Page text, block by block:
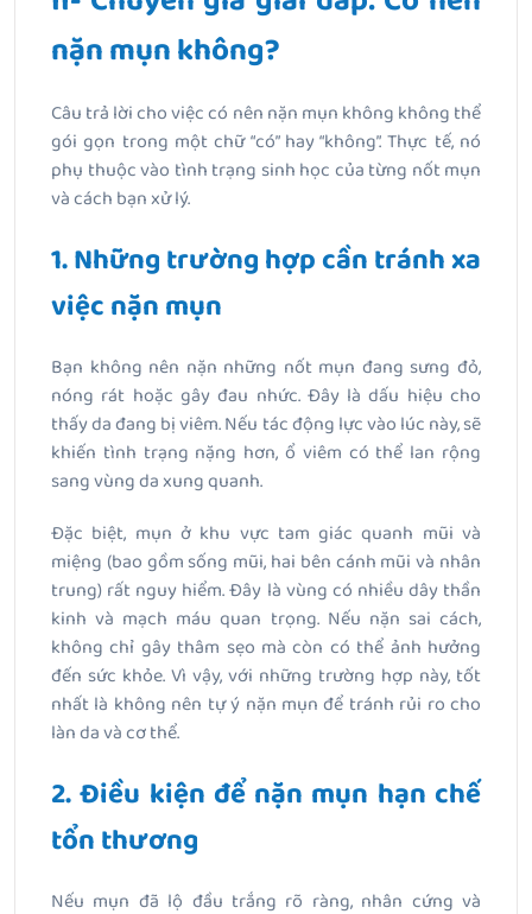
nặn mụn không?
Câu trả lời cho việc có nên nặn mụn không không thể
gói gọn trong một chữ “có” hay “không”. Thực tế, nó
phụ thuộc vào tình trạng sinh học của từng nốt mụn
và cách bạn xử lý.
1. Những trường hợp cần tránh xa
việc nặn mụn
Bạn không nên nặn những nốt mụn đang sưng đỏ,
nóng rát hoặc gây đau nhức. Đây là dấu hiệu cho
thấy da đang bị viêm. Nếu tác động lực vào lúc này, sẽ
khiến tình trạng nặng hơn, ổ viêm có thể lan rộng
sang vùng da xung quanh.
Đặc biệt, mụn ở khu vực tam giác quanh mũi và
miệng (bao gồm sống mũi, hai bên cánh mũi và nhân
trung) rất nguy hiểm. Đây là vùng có nhiều dây thần
kinh và mạch máu quan trọng. Nếu nặn sai cách,
không chỉ gây thâm sẹo mà còn có thể ảnh hưởng
đến sức khỏe. Vì vậy, với những trường hợp này, tốt
nhất là không nên tự ý nặn mụn để tránh rủi ro cho
làn da và cơ thể.
2. Điều kiện để nặn mụn hạn chế
tổn thương
Nếu mụn đã lộ đầu trắng rõ ràng, nhân cứng và